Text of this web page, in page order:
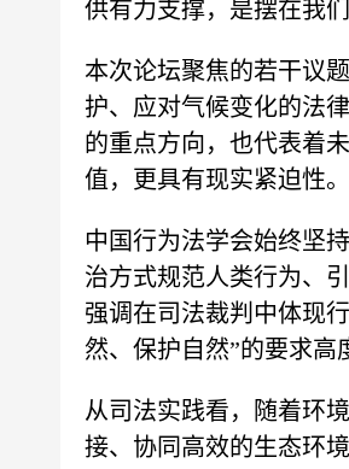
供有力支撑，是摆在我
本次论坛聚焦的若干议
护、应对气候变化的法
的重点方向，也代表着
值，更具有现实紧迫性。
中国行为法学会始终坚
治方式规范人类行为、
强调在司法裁判中体现
然、保护自然”的要求高
从司法实践看，随着环
接、协同高效的生态环